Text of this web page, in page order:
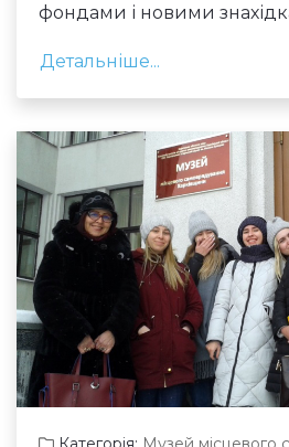
фондами і новими
Детальніше...